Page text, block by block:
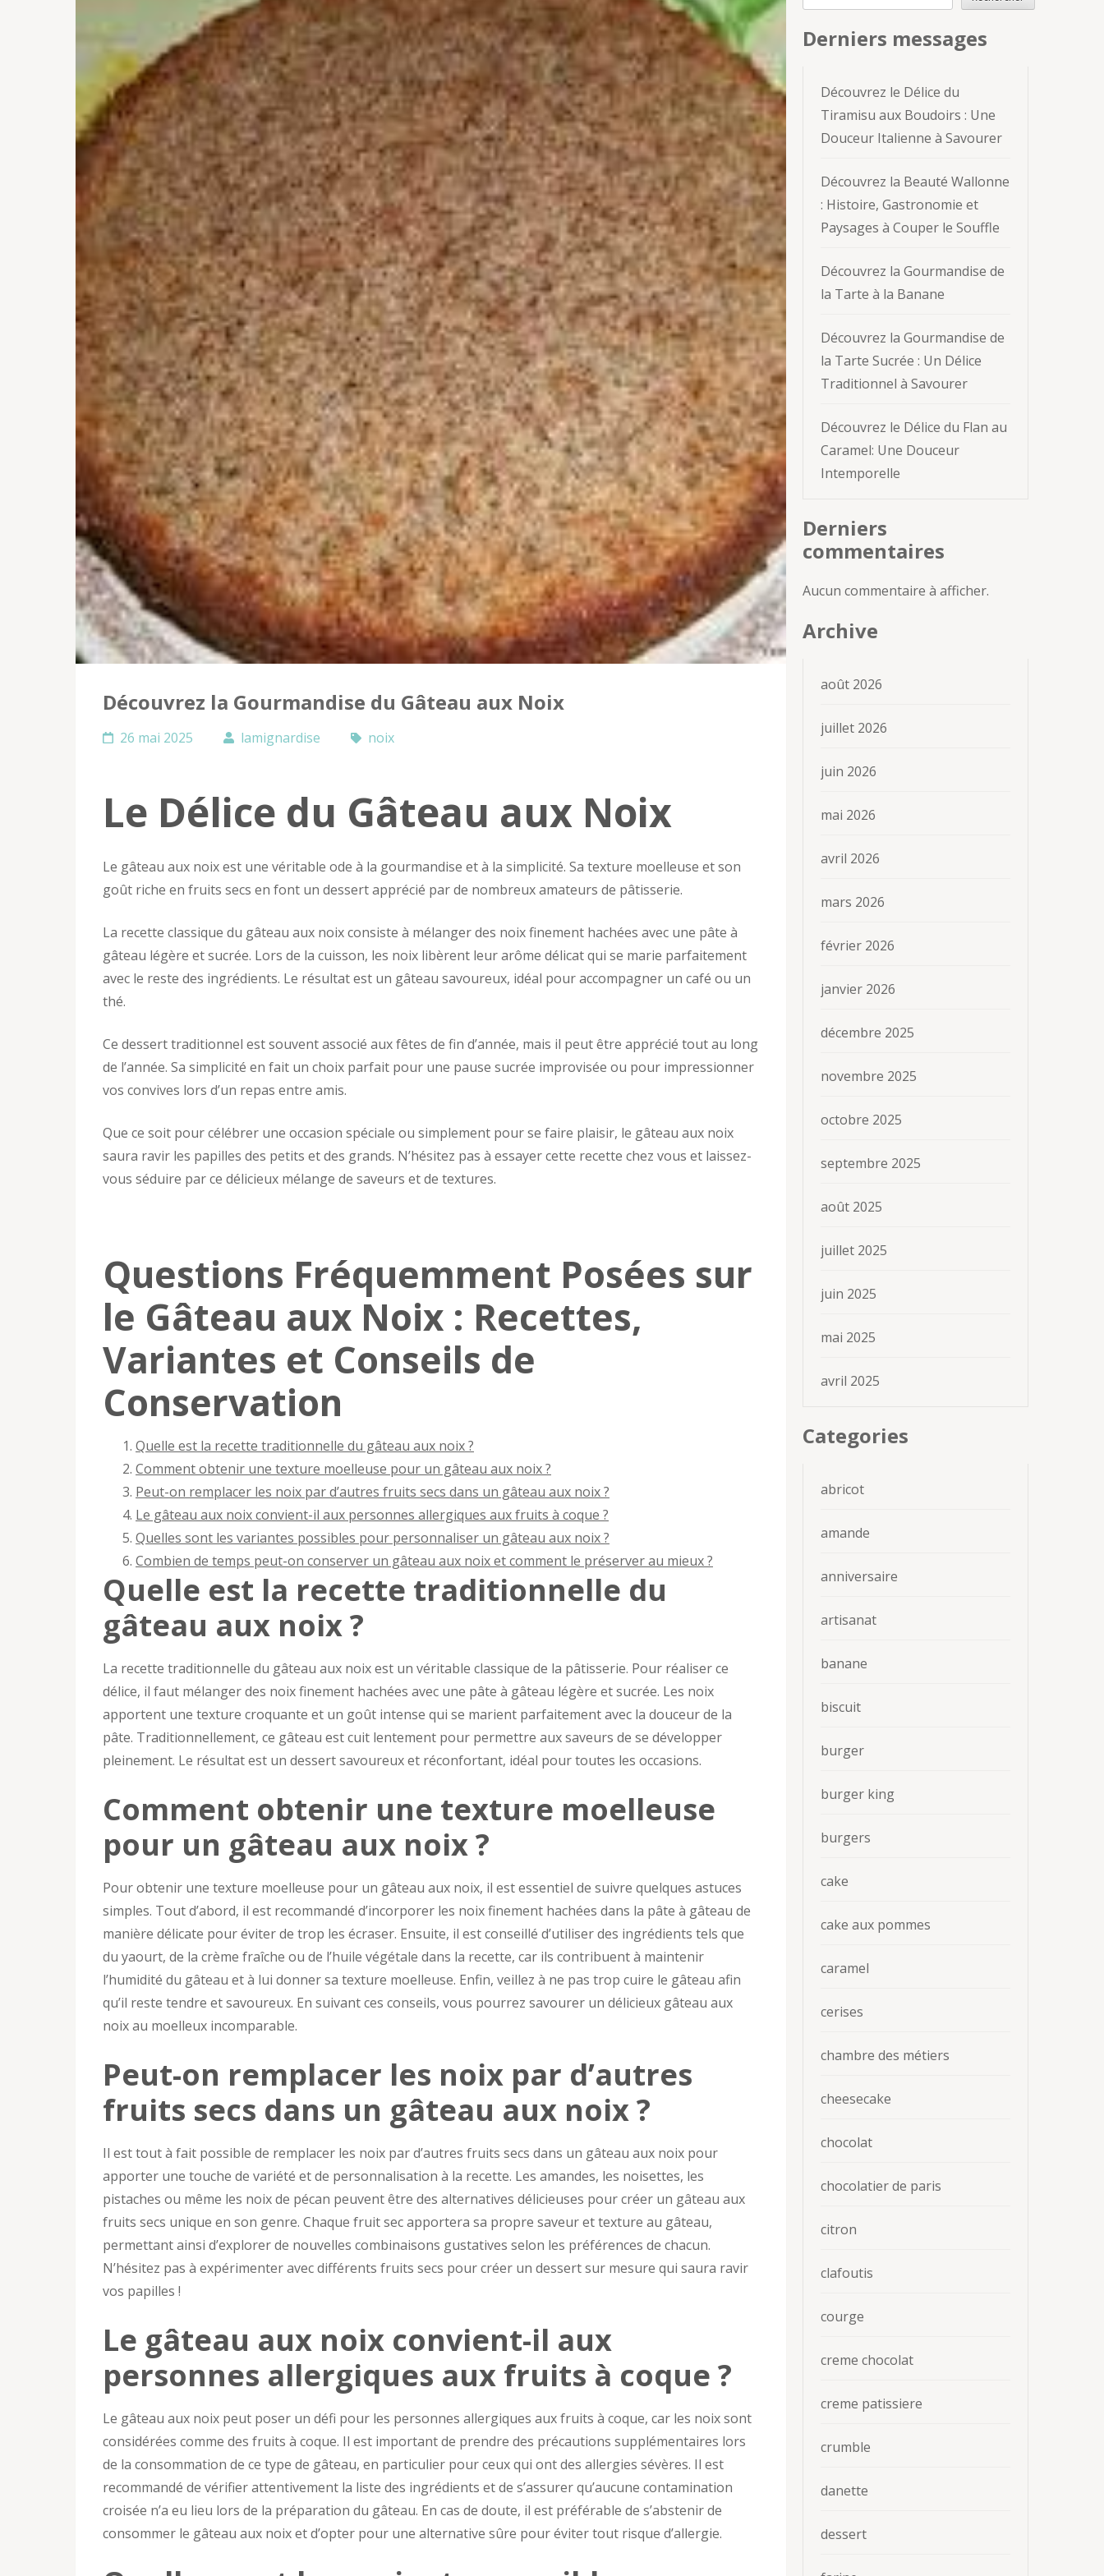
Découvrez la Gourmandise du Gâteau aux Noix
26 mai 2025 lamignardise noix
Le Délice du Gâteau aux Noix
Le gâteau aux noix est une véritable ode à la gourmandise et à la simplicité. Sa texture moelleuse et son
goût riche en fruits secs en font un dessert apprécié par de nombreux amateurs de pâtisserie.
La recette classique du gâteau aux noix consiste à mélanger des noix finement hachées avec une pâte à
gâteau légère et sucrée. Lors de la cuisson, les noix libèrent leur arôme délicat qui se marie parfaitement
avec le reste des ingrédients. Le résultat est un gâteau savoureux, idéal pour accompagner un café ou un
thé.
Ce dessert traditionnel est souvent associé aux fêtes de fin d’année, mais il peut être apprécié tout au long
de l’année. Sa simplicité en fait un choix parfait pour une pause sucrée improvisée ou pour impressionner
vos convives lors d’un repas entre amis.
Que ce soit pour célébrer une occasion spéciale ou simplement pour se faire plaisir, le gâteau aux noix
saura ravir les papilles des petits et des grands. N’hésitez pas à essayer cette recette chez vous et laissez-
vous séduire par ce délicieux mélange de saveurs et de textures.
Questions Fréquemment Posées sur
le Gâteau aux Noix : Recettes,
Variantes et Conseils de
Conservation
Quelle est la recette traditionnelle du gâteau aux noix ?
Comment obtenir une texture moelleuse pour un gâteau aux noix ?
Peut-on remplacer les noix par d’autres fruits secs dans un gâteau aux noix ?
Le gâteau aux noix convient-il aux personnes allergiques aux fruits à coque ?
Quelles sont les variantes possibles pour personnaliser un gâteau aux noix ?
Combien de temps peut-on conserver un gâteau aux noix et comment le préserver au mieux ?
Quelle est la recette traditionnelle du
gâteau aux noix ?
La recette traditionnelle du gâteau aux noix est un véritable classique de la pâtisserie. Pour réaliser ce
délice, il faut mélanger des noix finement hachées avec une pâte à gâteau légère et sucrée. Les noix
apportent une texture croquante et un goût intense qui se marient parfaitement avec la douceur de la
pâte. Traditionnellement, ce gâteau est cuit lentement pour permettre aux saveurs de se développer
pleinement. Le résultat est un dessert savoureux et réconfortant, idéal pour toutes les occasions.
Comment obtenir une texture moelleuse
pour un gâteau aux noix ?
Pour obtenir une texture moelleuse pour un gâteau aux noix, il est essentiel de suivre quelques astuces
simples. Tout d’abord, il est recommandé d’incorporer les noix finement hachées dans la pâte à gâteau de
manière délicate pour éviter de trop les écraser. Ensuite, il est conseillé d’utiliser des ingrédients tels que
du yaourt, de la crème fraîche ou de l’huile végétale dans la recette, car ils contribuent à maintenir
l’humidité du gâteau et à lui donner sa texture moelleuse. Enfin, veillez à ne pas trop cuire le gâteau afin
qu’il reste tendre et savoureux. En suivant ces conseils, vous pourrez savourer un délicieux gâteau aux
noix au moelleux incomparable.
Peut-on remplacer les noix par d’autres
fruits secs dans un gâteau aux noix ?
Il est tout à fait possible de remplacer les noix par d’autres fruits secs dans un gâteau aux noix pour
apporter une touche de variété et de personnalisation à la recette. Les amandes, les noisettes, les
pistaches ou même les noix de pécan peuvent être des alternatives délicieuses pour créer un gâteau aux
fruits secs unique en son genre. Chaque fruit sec apportera sa propre saveur et texture au gâteau,
permettant ainsi d’explorer de nouvelles combinaisons gustatives selon les préférences de chacun.
N’hésitez pas à expérimenter avec différents fruits secs pour créer un dessert sur mesure qui saura ravir
vos papilles !
Le gâteau aux noix convient-il aux
personnes allergiques aux fruits à coque ?
Le gâteau aux noix peut poser un défi pour les personnes allergiques aux fruits à coque, car les noix sont
considérées comme des fruits à coque. Il est important de prendre des précautions supplémentaires lors
de la consommation de ce type de gâteau, en particulier pour ceux qui ont des allergies sévères. Il est
recommandé de vérifier attentivement la liste des ingrédients et de s’assurer qu’aucune contamination
croisée n’a eu lieu lors de la préparation du gâteau. En cas de doute, il est préférable de s’abstenir de
consommer le gâteau aux noix et d’opter pour une alternative sûre pour éviter tout risque d’allergie.
Derniers messages
Découvrez le Délice du
Tiramisu aux Boudoirs : Une
Douceur Italienne à Savourer
Découvrez la Beauté Wallonne
: Histoire, Gastronomie et
Paysages à Couper le Souffle
Découvrez la Gourmandise de
la Tarte à la Banane
Découvrez la Gourmandise de
la Tarte Sucrée : Un Délice
Traditionnel à Savourer
Découvrez le Délice du Flan au
Caramel: Une Douceur
Intemporelle
Derniers
commentaires
Aucun commentaire à afficher.
Archive
août 2026
juillet 2026
juin 2026
mai 2026
avril 2026
mars 2026
février 2026
janvier 2026
décembre 2025
novembre 2025
octobre 2025
septembre 2025
août 2025
juillet 2025
juin 2025
mai 2025
avril 2025
Categories
abricot
amande
anniversaire
artisanat
banane
biscuit
burger
burger king
burgers
cake
cake aux pommes
caramel
cerises
chambre des métiers
cheesecake
chocolat
chocolatier de paris
citron
clafoutis
courge
creme chocolat
creme patissiere
crumble
danette
dessert